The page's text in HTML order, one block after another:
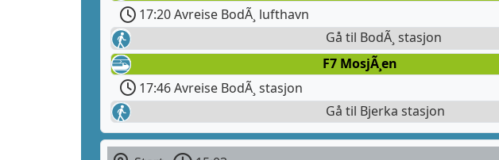
17:20 Avreise BodÃ¸ lufthavn
Gå til BodÃ¸ stasjon
F7 MosjÃ¸en
17:46 Avreise BodÃ¸ stasjon
Gå til Bjerka stasjon